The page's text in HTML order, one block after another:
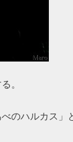
。
のハルカス」